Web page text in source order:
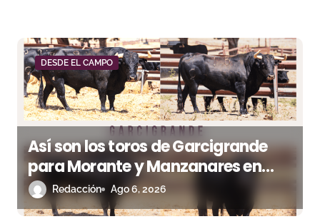
a
d
a
s
DESDE EL CAMPO
Así son los toros de Garcigrande
para Morante y Manzanares en
Illumbe (Vídeo e imágenes desde el
campo)
Redacción Ago 6, 2026